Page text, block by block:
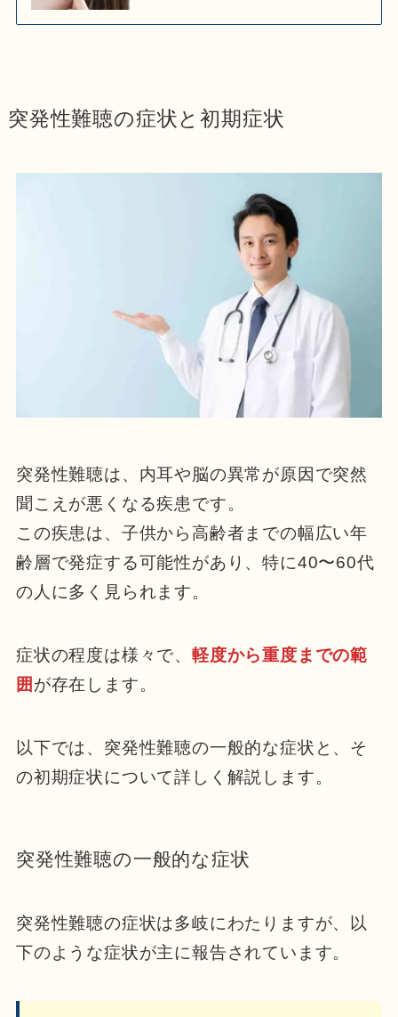
突発性難聴の症状と初期症状
突発性難聴は、内耳や脳の異常が原因で突然
聞こえが悪くなる疾患です。
この疾患は、子供から高齢者までの幅広い年
齢層で発症する可能性があり、特に40〜60代
の人に多く見られます。
症状の程度は様々で、 軽度から重度までの範
囲 が存在します。
以下では、突発性難聴の一般的な症状と、そ
の初期症状について詳しく解説します。
突発性難聴の一般的な症状
突発性難聴の症状は多岐にわたりますが、以
下のような症状が主に報告されています。